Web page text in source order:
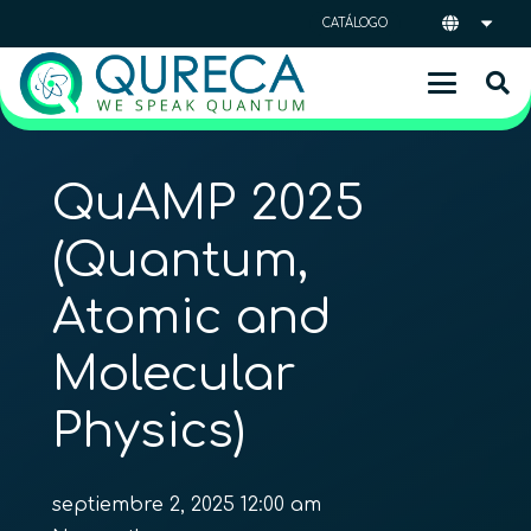
CATÁLOGO
QuAMP 2025
(Quantum,
Atomic and
Molecular
Physics)
septiembre 2, 2025 12:00 am